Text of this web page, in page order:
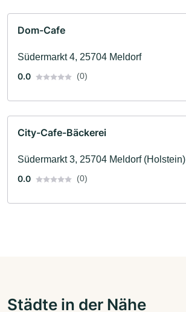
Dom-Cafe
Südermarkt 4, 25704 Meldorf
0.0
(0)
City-Cafe-Bäckerei
Südermarkt 3, 25704 Meldorf (Holstein)
0.0
(0)
Städte in der Nähe